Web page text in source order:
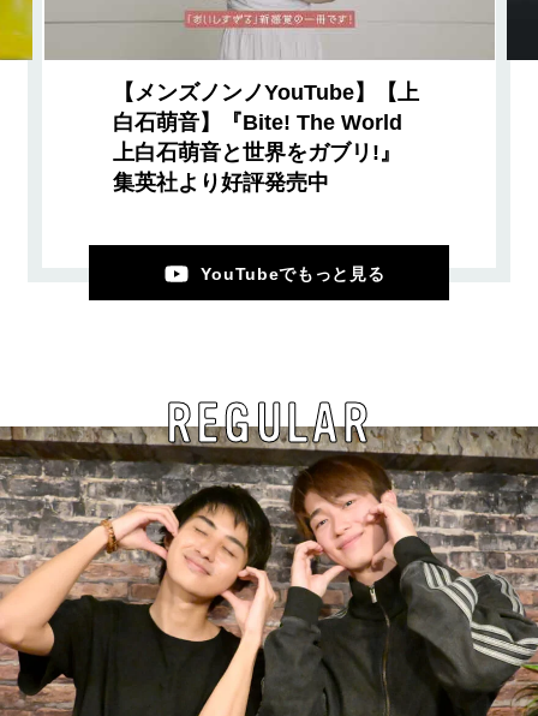
【メンズノンノYouTube】【上
白石萌音】『Bite! The World
上白石萌音と世界をガブリ!』
集英社より好評発売中
YouTubeでもっと見る
REGULAR